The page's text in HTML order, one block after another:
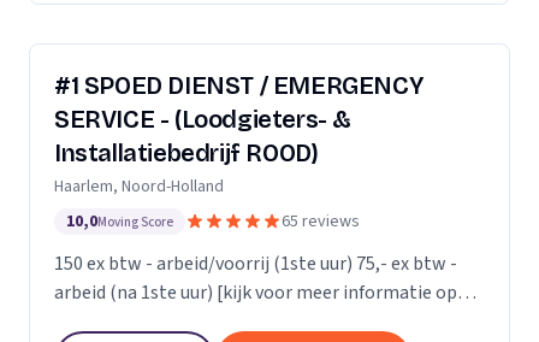
#1 SPOED DIENST / EMERGENCY
SERVICE - (Loodgieters- &
Installatiebedrijf ROOD)
Haarlem, Noord-Holland
10,0Moving Score 65 reviews
150 ex btw - arbeid/voorrij (1ste uur) 75,- ex btw -
arbeid (na 1ste uur) [kijk voor meer informatie op